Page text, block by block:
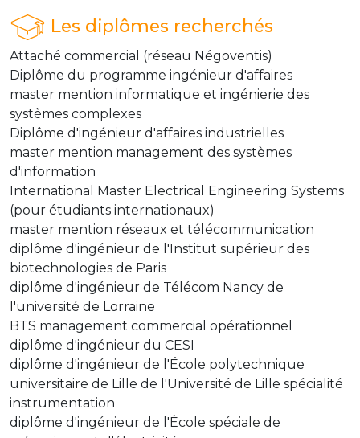
Les diplômes recherchés
Attaché commercial (réseau Négoventis)
Diplôme du programme ingénieur d'affaires
master mention informatique et ingénierie des
systèmes complexes
Diplôme d'ingénieur d'affaires industrielles
master mention management des systèmes
d'information
International Master Electrical Engineering Systems
(pour étudiants internationaux)
master mention réseaux et télécommunication
diplôme d'ingénieur de l'Institut supérieur des
biotechnologies de Paris
diplôme d'ingénieur de Télécom Nancy de
l'université de Lorraine
BTS management commercial opérationnel
diplôme d'ingénieur du CESI
diplôme d'ingénieur de l'École polytechnique
universitaire de Lille de l'Université de Lille spécialité
instrumentation
diplôme d'ingénieur de l'École spéciale de